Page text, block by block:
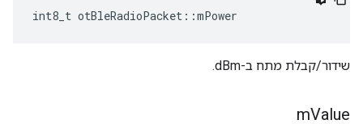
int8_t otBleRadioPacket ::mPower
שידור/קבלת מתח ב-dBm.
mValue